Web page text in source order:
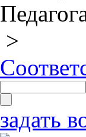
>
задать